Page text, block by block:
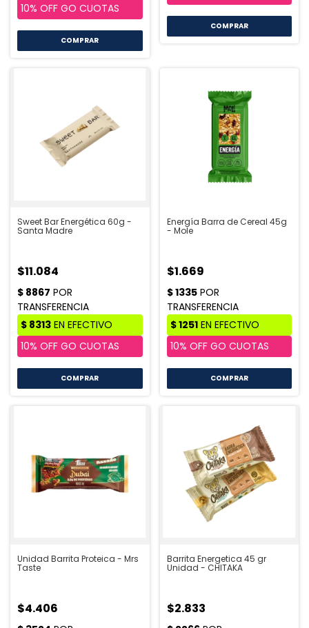
COMPRAR
Sweet Bar Energética 60g -
Santa Madre
$11.084
COMPRAR
Energía Barra de Cereal 45g
- Mole
$1.669
Unidad Barrita Proteica - Mrs
Taste
$4.406
Barrita Energetica 45 gr
Unidad - CHITAKA
$2.833